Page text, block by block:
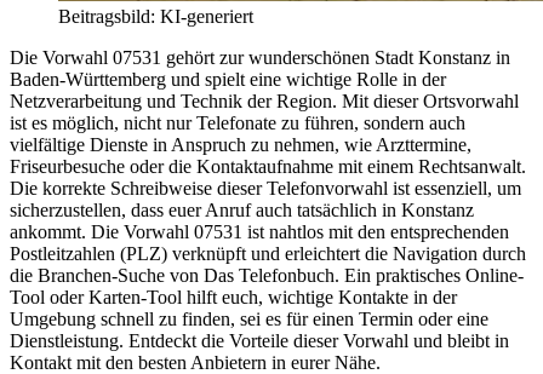
Beitragsbild: KI-generiert
Die Vorwahl 07531 gehört zur wunderschönen Stadt Konstanz in
Baden-Württemberg und spielt eine wichtige Rolle in der
Netzverarbeitung und Technik der Region. Mit dieser Ortsvorwahl
ist es möglich, nicht nur Telefonate zu führen, sondern auch
vielfältige Dienste in Anspruch zu nehmen, wie Arzttermine,
Friseurbesuche oder die Kontaktaufnahme mit einem Rechtsanwalt.
Die korrekte Schreibweise dieser Telefonvorwahl ist essenziell, um
sicherzustellen, dass euer Anruf auch tatsächlich in Konstanz
ankommt. Die Vorwahl 07531 ist nahtlos mit den entsprechenden
Postleitzahlen (PLZ) verknüpft und erleichtert die Navigation durch
die Branchen-Suche von Das Telefonbuch. Ein praktisches Online-
Tool oder Karten-Tool hilft euch, wichtige Kontakte in der
Umgebung schnell zu finden, sei es für einen Termin oder eine
Dienstleistung. Entdeckt die Vorteile dieser Vorwahl und bleibt in
Kontakt mit den besten Anbietern in eurer Nähe.